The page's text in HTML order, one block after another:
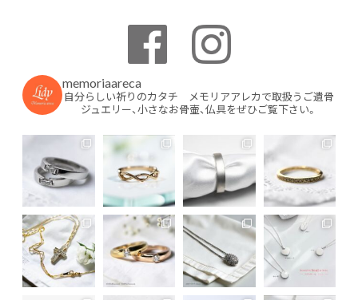
memoriaareca
自分らしい祈りのカタチ メモリアアレカで取扱うご遺骨
ジュエリー、小さなお骨壷、仏具をぜひご覧下さい。